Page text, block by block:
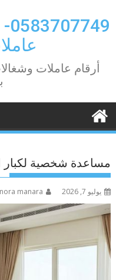
to
content
أرقام عاملات
مساعدة شخصية لكبار السن
يوليو 7, 2026 manara